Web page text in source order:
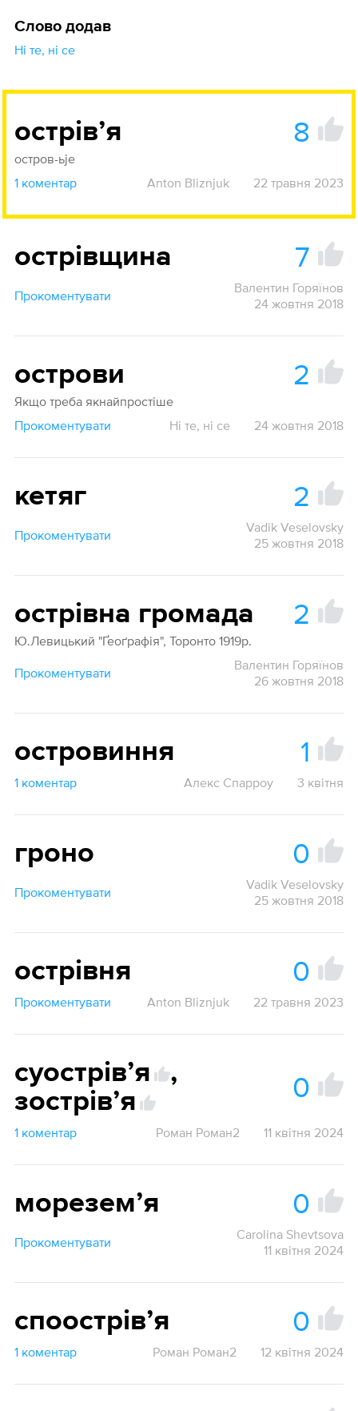
Слово додав
Ні те, ні се
острівʼя 8
остров-ьje
1 коментар
Anton Bliznjuk 22 травня 2023
острівщина 7
Прокоментувати
Валентин Горяїнов
24 жовтня 2018
острови 2
Якщо треба якнайпростіше
Прокоментувати
Ні те, ні се 24 жовтня 2018
кетяг 2
Прокоментувати
Vadik Veselovsky
25 жовтня 2018
острівна громада 2
Ю.Левицький "Ґеоґрафія", Торонто 1919р.
Прокоментувати
Валентин Горяїнов
26 жовтня 2018
островиння 1
1 коментар Алекс Спарроу 3 квітня
гроно 0
Прокоментувати
Vadik Veselovsky
25 жовтня 2018
острівня 0
Прокоментувати Anton Bliznjuk 22 травня 2023
суострівʼя
,
зострівʼя
0
1 коментар Роман Роман2 11 квітня 2024
мореземʼя 0
Прокоментувати
Carolina Shevtsova
11 квітня 2024
споострівʼя 0
1 коментар Роман Роман2 12 квітня 2024